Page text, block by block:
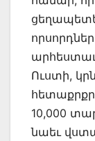
Ուստի,
10,000
նաեւ